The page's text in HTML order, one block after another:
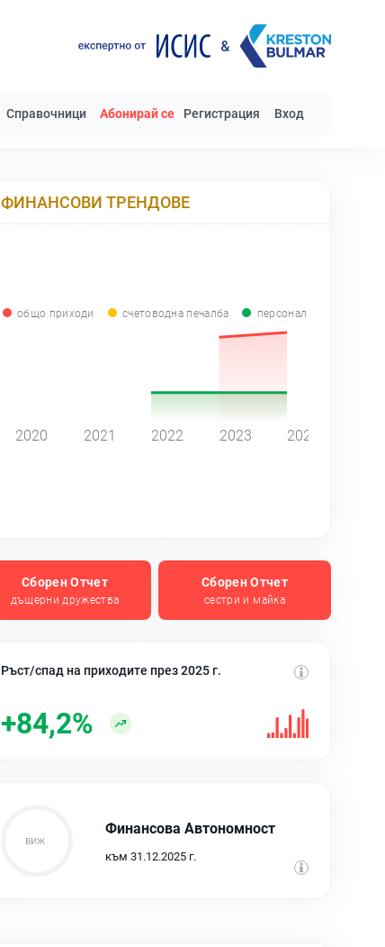
Справочници Абонирай се Регистрация Вход
ФИНАНСОВИ ТРЕНДОВЕ
общо приходи счетоводна печалба персонал
2020 2021 2022 2023 2024
Сборен Отчет
дъщерни дружества
Сборен Отчет
сестри и майка
Ръст/спад на приходите през 2025 г.
+84,2%
Финансова Автономност
към 31.12.2025 г.